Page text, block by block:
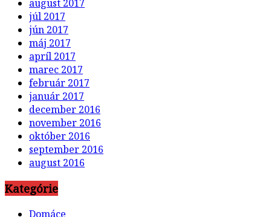
august 2017
júl 2017
jún 2017
máj 2017
apríl 2017
marec 2017
február 2017
január 2017
december 2016
november 2016
október 2016
september 2016
august 2016
Kategórie
Domáce